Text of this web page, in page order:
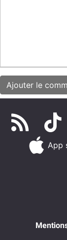
App